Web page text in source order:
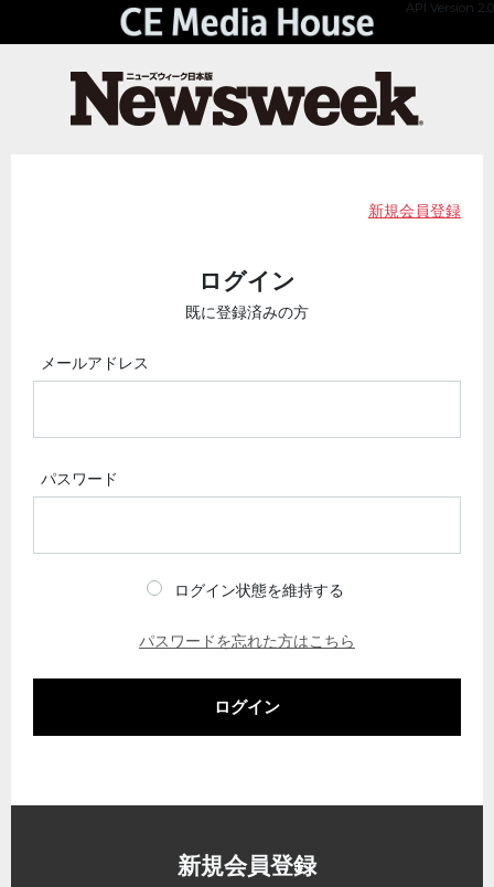
API Version 2.0
新規会員登録
ログイン
既に登録済みの方
メールアドレス
パスワード
ログイン状態を維持する
パスワードを忘れた方はこちら
ログイン
新規会員登録